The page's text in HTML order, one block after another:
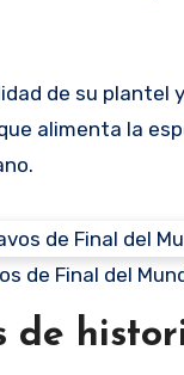
de su plantel
alimenta la
de Final del
de